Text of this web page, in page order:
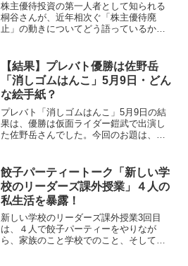
株主優待投資の第一人者として知られる
桐谷さんが、近年相次ぐ「株主優待廃
止」の動きについてどう語っているかが
いる人にとっては不安が募る年となりま
した。この記事では、桐...
【結果】プレバト優勝は佐野岳
「消しゴムはんこ」5月9日・どん
な絵手紙？
プレバト「消しゴムはんこ」5月9日の結
果は、優勝は仮面ライダー鎧武で出演し
た佐野岳さんでした。今回のお題は、そ
よしまささんは、一度も会ったことがな
いけど尊敬している、志...
餃子パーティートーク「新しい学
校のリーダーズ課外授業」４人の
私生活を暴露！
新しい学校のリーダーズ課外授業3回目
は、４人で餃子パーティーをやりなが
ら、家族のこと学校でのこと、そしてお